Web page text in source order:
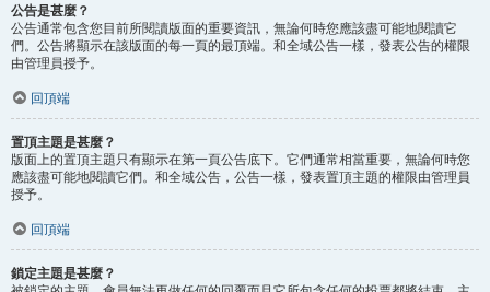
公告是甚麼？
公告通常包含您目前所閱讀版面的重要資訊，無論何時您應該盡可能地閱讀它
們。公告將顯示在該版面的每一頁的最頂端。和全域公告一樣，發表公告的權限
由管理員授予。
回頂端
置頂主題是甚麼？
版面上的置頂主題只有顯示在第一頁公告底下。它們通常相當重要，無論何時您
應該盡可能地閱讀它們。和全域公告，公告一樣，發表置頂主題的權限由管理員
授予。
回頂端
鎖定主題是甚麼？